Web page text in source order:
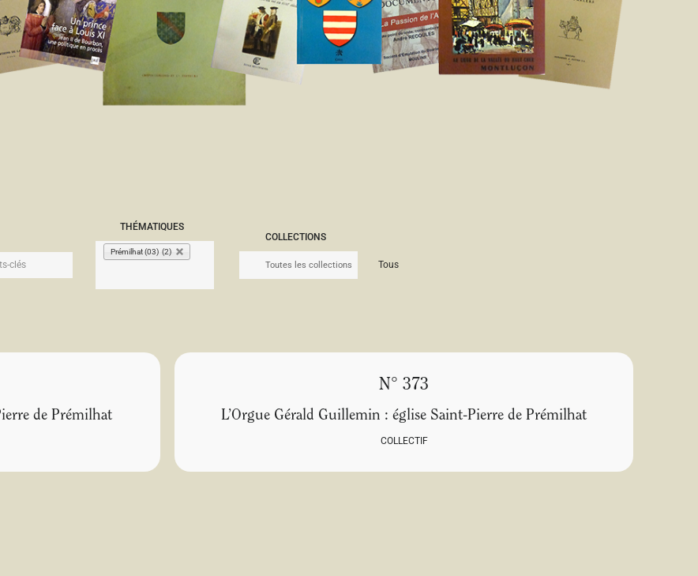
THÉMATIQUES
Prémilhat (03) (2)
COLLECTIONS
Tous
de Prémilhat
N° 373
L’Orgue Gérald Guillemin : église Saint-Pierre de Prémilhat
COLLECTIF